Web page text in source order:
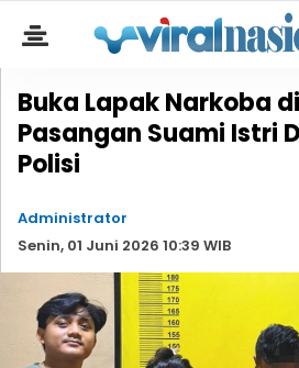
Buka Lapak Narkoba
Pasangan Suami Istri
Polisi
Administrator
Senin, 01 Juni 2026 10:39 WIB